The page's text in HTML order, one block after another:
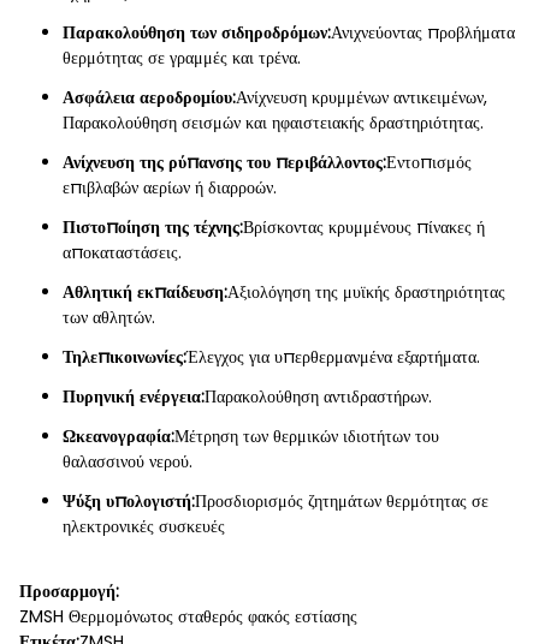
Παρακολούθηση των σιδηροδρόμων:Ανιχνεύοντας προβλήματα
θερμότητας σε γραμμές και τρένα.
Ασφάλεια αεροδρομίου:Ανίχνευση κρυμμένων αντικειμένων,
Παρακολούθηση σεισμών και ηφαιστειακής δραστηριότητας.
Ανίχνευση της ρύπανσης του περιβάλλοντος:Εντοπισμός
επιβλαβών αερίων ή διαρροών.
Πιστοποίηση της τέχνης:Βρίσκοντας κρυμμένους πίνακες ή
αποκαταστάσεις.
Αθλητική εκπαίδευση:Αξιολόγηση της μυϊκής δραστηριότητας
των αθλητών.
Τηλεπικοινωνίες:Έλεγχος για υπερθερμανμένα εξαρτήματα.
Πυρηνική ενέργεια:Παρακολούθηση αντιδραστήρων.
Ωκεανογραφία:Μέτρηση των θερμικών ιδιοτήτων του
θαλασσινού νερού.
Ψύξη υπολογιστή:Προσδιορισμός ζητημάτων θερμότητας σε
ηλεκτρονικές συσκευές
Προσαρμογή:
ZMSH Θερμομόνωτος σταθερός φακός εστίασης